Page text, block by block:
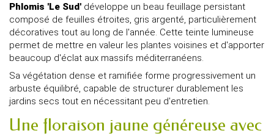
Phlomis 'Le Sud' développe un beau feuillage persistant
composé de feuilles étroites, gris argenté, particulièrement
décoratives tout au long de l'année. Cette teinte lumineuse
permet de mettre en valeur les plantes voisines et d'apporter
beaucoup d'éclat aux massifs méditerranéens.
Sa végétation dense et ramifiée forme progressivement un
arbuste équilibré, capable de structurer durablement les
jardins secs tout en nécessitant peu d'entretien.
Une floraison jaune généreuse avec